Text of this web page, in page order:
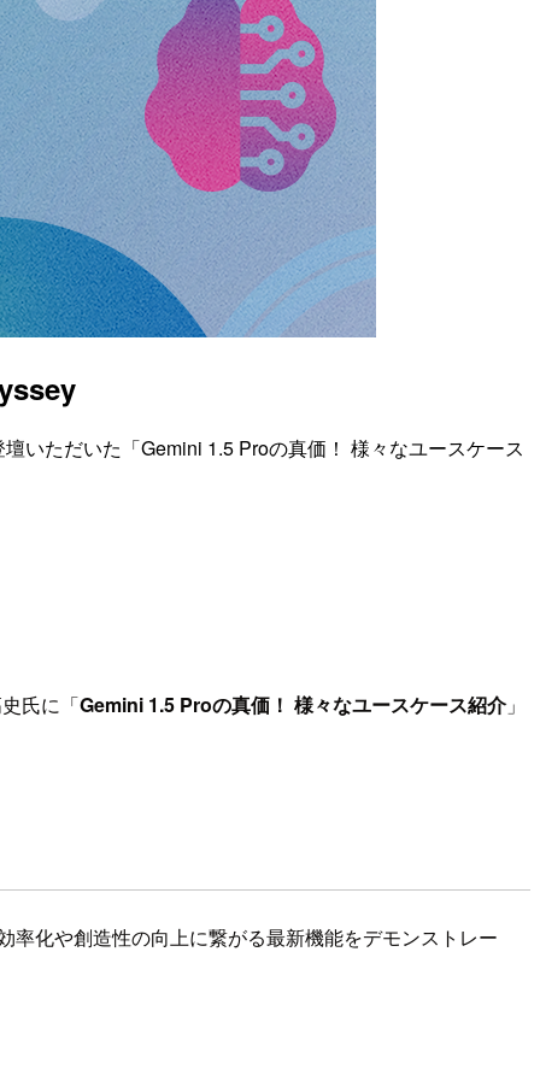
いただいた「Gemini 1.5 Proの真価！ 様々なユースケース
氏に「Gemini 1.5 Proの真価！ 様々なユースケース紹介」
率化や創造性の向上に繋がる最新機能をデモンストレー